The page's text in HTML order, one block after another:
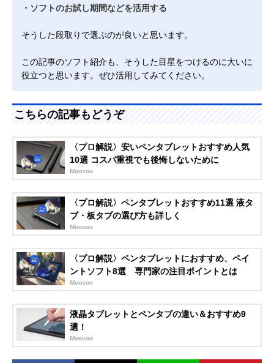
・ソフトのお試し期間などを活用する
そうした段取りで選ぶのが良いと思います。
この記事のソフト紹介も、そうした目星をつけるのに大いに
役立つと思います。ぜひ活用してみてください。
こちらの記事もどうぞ
〈プロ解説〉安いペンタブレットおすすめ人気
10選 コスパ重視でも後悔しないために
Moovoo
〈プロ解説〉ペンタブレットおすすめ11選 液タ
ブ・板タブの選び方も詳しく
Moovoo
〈プロ解説〉ペンタブレットにおすすめ、ペイ
ントソフト8選 専門家の注目ポイントとは
Moovoo
液晶タブレットとペンタブの違い＆おすすめ9
選！
Moovoo